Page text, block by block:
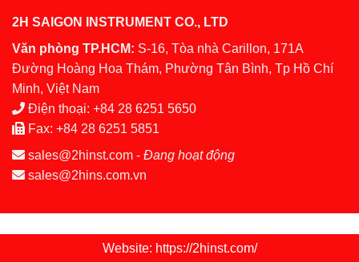
2H SAIGON INSTRUMENT CO., LTD
Văn phòng TP.HCM: S-16, Tòa nhà Carillon, 171A
Đường Hoàng Hoa Thám, Phường Tân Bình, Tp Hồ Chí
Minh, Việt Nam
Điện thoại: +84 28 6251 5650
Fax: +84 28 6251 5851
sales@2hinst.com - Đang hoạt động
sales@2hins.com.vn
Website: https://2hinst.com/